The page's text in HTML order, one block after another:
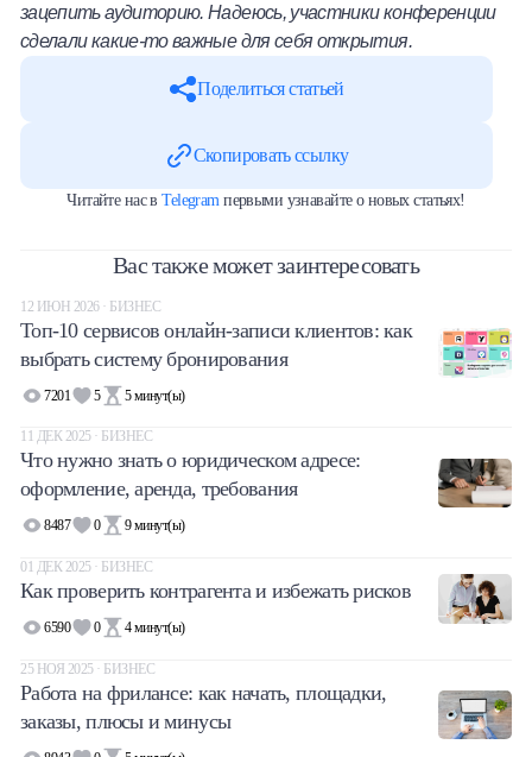
зацепить аудиторию. Надеюсь, участники конференции
сделали какие-то важные для себя открытия.
Поделиться статьей
Скопировать ссылку
Читайте нас вTelegram первыми узнавайте о новых статьях!
Вас также может заинтересовать
12 ИЮН 2026 · БИЗНЕС
Топ-10 сервисов онлайн-записи клиентов: как
выбрать систему бронирования
7201 5 5 минут(ы)
11 ДЕК 2025 · БИЗНЕС
Что нужно знать о юридическом адресе:
оформление, аренда, требования
8487 0 9 минут(ы)
01 ДЕК 2025 · БИЗНЕС
Как проверить контрагента и избежать рисков
6590 0 4 минут(ы)
25 НОЯ 2025 · БИЗНЕС
Работа на фрилансе: как начать, площадки,
заказы, плюсы и минусы